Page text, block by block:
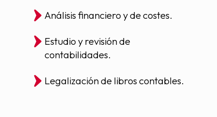
Análisis financiero y de costes.
Estudio y revisión de
contabilidades.
Legalización de libros contables.